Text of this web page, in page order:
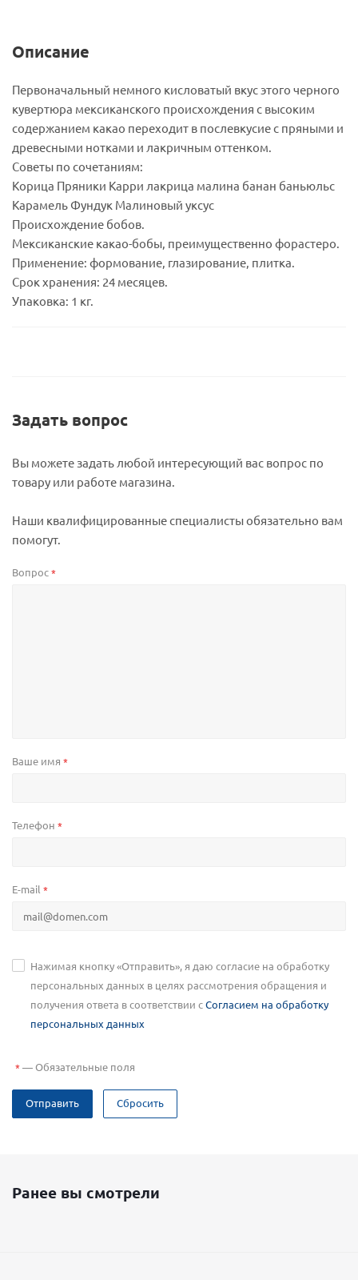
Описание
Первоначальный немного кисловатый вкус этого черного
кувертюра мексиканского происхождения с высоким
содержанием какао переходит в послевкусие с пряными и
древесными нотками и лакричным оттенком.
Советы по сочетаниям:
Корица Пряники Карри лакрица малина банан баньюльс
Карамель Фундук Малиновый уксус
Происхождение бобов.
Мексиканские какао-бобы, преимущественно форастеро.
Применение: формование, глазирование, плитка.
Срок хранения: 24 месяцев.
Упаковка: 1 кг.
Задать вопрос
Вы можете задать любой интересующий вас вопрос по
товару или работе магазина.
Наши квалифицированные специалисты обязательно вам
помогут.
Вопрос*
Ваше имя *
Телефон *
E-mail *
Нажимая кнопку «Отправить», я даю согласие на обработку
персональных данных в целях рассмотрения обращения и
получения ответа в соответствии сСогласием на обработку
персональных данных
*—Обязательные поля
Отправить Сбросить
Ранее вы смотрели